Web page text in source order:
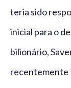
teria sido
inicial para o
bilionário,
recentemente